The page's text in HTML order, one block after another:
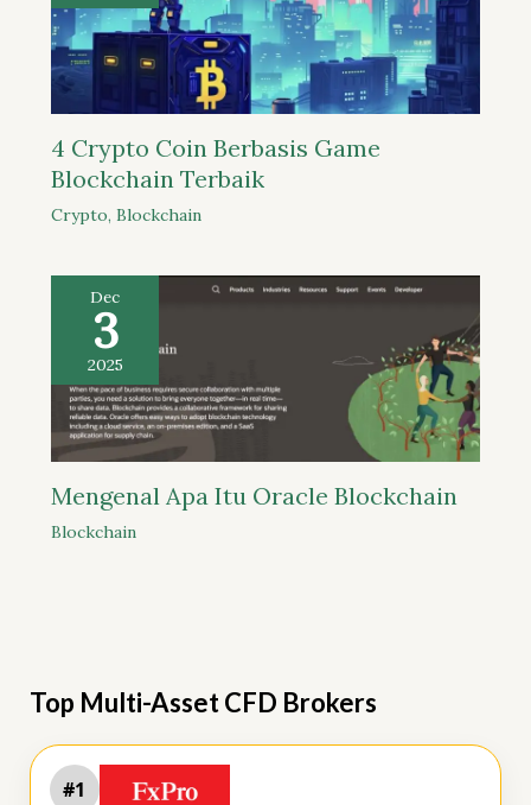
4 Crypto Coin Berbasis Game
Blockchain Terbaik
Crypto, Blockchain
Dec
3
2025
Mengenal Apa Itu Oracle Blockchain
Blockchain
Top Multi-Asset CFD Brokers
#1